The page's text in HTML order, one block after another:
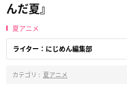
んだ夏』
夏アニメ
ライター：にじめん編集部
カテゴリ : 夏アニメ